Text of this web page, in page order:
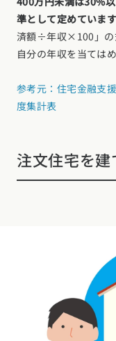
準として定めています
済額÷年収×100」の
自分の年収を当ては
参考元：住宅金融支
度集計表
注文住宅を